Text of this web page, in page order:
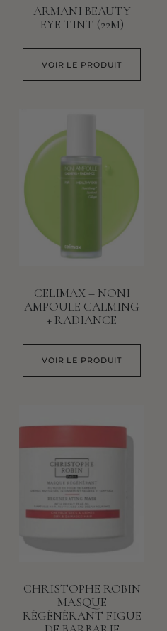
ARMANI BEAUTY
EYE TINT (22M)
VOIR LE PRODUIT
CELIMAX – NONI
AMPOULE CALMING
+ RADIANCE
VOIR LE PRODUIT
CHRISTOPHE ROBIN
MASQUE
RÉGÉNÉRANT FIGUE